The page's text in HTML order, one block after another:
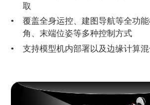
取
覆盖全身运控、建图导航等全功
角、末端位姿等多种控制方式
支持模型机内部署以及边缘计算